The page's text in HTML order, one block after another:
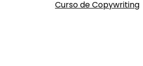
Curso de Copywriting